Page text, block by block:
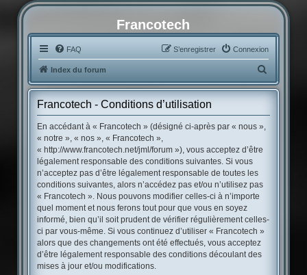
Francotech
FAQ Connexion
S’enregistrer
Index du forum
e
Francotech - Conditions d’utilisation
En accédant à « Francotech » (désigné ci-après par « nous »,
« notre », « nos », « Francotech »,
« http://www.francotech.net/jml/forum »), vous acceptez d’être
légalement responsable des conditions suivantes. Si vous
n’acceptez pas d’être légalement responsable de toutes les
conditions suivantes, alors n’accédez pas et/ou n’utilisez pas
« Francotech ». Nous pouvons modifier celles-ci à n’importe
quel moment et nous ferons tout pour que vous en soyez
informé, bien qu’il soit prudent de vérifier régulièrement celles-
ci par vous-même. Si vous continuez d’utiliser « Francotech »
alors que des changements ont été effectués, vous acceptez
d’être légalement responsable des conditions découlant des
mises à jour et/ou modifications.